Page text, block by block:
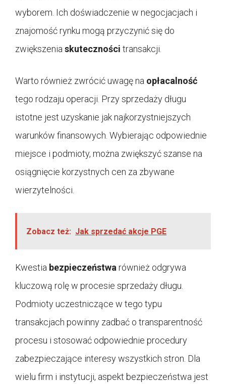
wyborem. Ich doświadczenie w negocjacjach i
znajomość rynku mogą przyczynić się do
zwiększenia skuteczności transakcji.
Warto również zwrócić uwagę na opłacalność
tego rodzaju operacji. Przy sprzedaży długu
istotne jest uzyskanie jak najkorzystniejszych
warunków finansowych. Wybierając odpowiednie
miejsce i podmioty, można zwiększyć szanse na
osiągnięcie korzystnych cen za zbywane
wierzytelności.
Zobacz też: Jak sprzedać akcje PGE
Kwestia bezpieczeństwa również odgrywa
kluczową rolę w procesie sprzedaży długu.
Podmioty uczestniczące w tego typu
transakcjach powinny zadbać o transparentność
procesu i stosować odpowiednie procedury
zabezpieczające interesy wszystkich stron. Dla
wielu firm i instytucji, aspekt bezpieczeństwa jest